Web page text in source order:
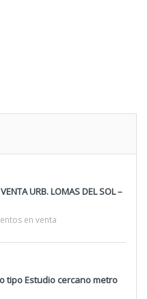
URB. LOMAS DEL SOL –
en venta
tipo Estudio cercano metro